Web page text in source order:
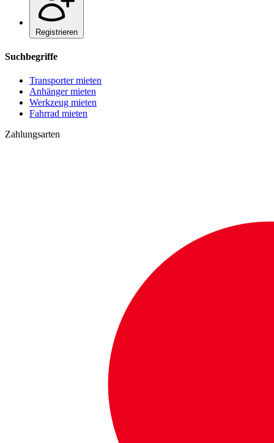
Registrieren
Suchbegriffe
Transporter mieten
Anhänger mieten
Werkzeug mieten
Fahrrad mieten
Zahlungsarten